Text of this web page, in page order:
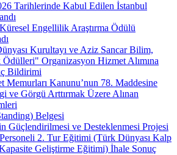
Tarihlerinde Kabul Edilen İstanbul
Engellilik Araştırma Ödülü
Kurultayı ve Aziz Sancar Bilim,
Organizasyon Hizmet Alımına
Bildirimi
Memurları Kanunu’nun 78. Maddesine
ve Görgü Arttırmak Üzere Alınan
Belgesi
Güçlendirilmesi ve Desteklenmesi Projesi
2. Tur Eğitimi (Türk Dünyası Kalp
Geliştirme Eğitimi) İhale Sonuç